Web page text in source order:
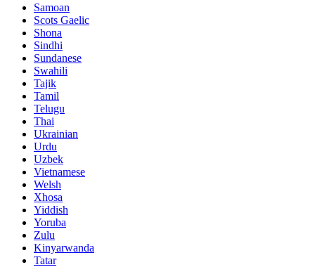
Samoan
Scots Gaelic
Shona
Sindhi
Sundanese
Swahili
Tajik
Tamil
Telugu
Thai
Ukrainian
Urdu
Uzbek
Vietnamese
Welsh
Xhosa
Yiddish
Yoruba
Zulu
Kinyarwanda
Tatar